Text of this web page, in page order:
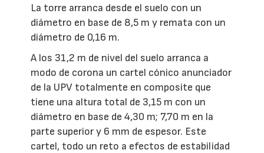
La torre arranca desde el suelo con un
diámetro en base de 8,5 m y remata con un
diámetro de 0,16 m.
A los 31,2 m de nivel del suelo arranca a
modo de corona un cartel cónico anunciador
de la UPV totalmente en composite que
tiene una altura total de 3,15 m con un
diámetro en base de 4,30 m; 7,70 m en la
parte superior y 6 mm de espesor. Este
cartel, todo un reto a efectos de estabilidad